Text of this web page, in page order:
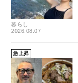
暮らし
2026.08.07
急上昇